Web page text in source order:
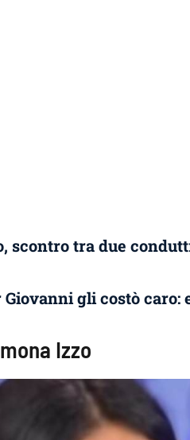
scontro tra due
gli costò caro:
Izzo